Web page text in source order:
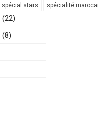
spécial stars spécialité
(22)
(8)